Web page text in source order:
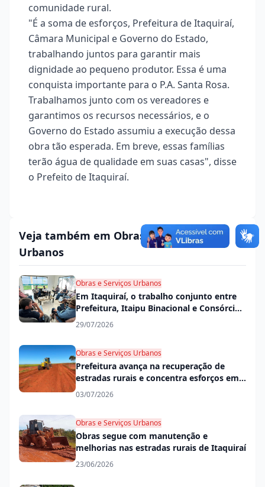
comunidade rural.
"É a soma de esforços, Prefeitura de Itaquiraí,
Câmara Municipal e Governo do Estado,
trabalhando juntos para garantir mais
dignidade ao pequeno produtor. Essa é uma
conquista importante para o P.A. Santa Rosa.
Trabalhamos junto com os vereadores e
garantimos os recursos necessários, e o
Governo do Estado assumiu a execução dessa
obra tão esperada. Em breve, essas famílias
terão água de qualidade em suas casas", disse
o Prefeito de Itaquiraí.
Veja também em Obras e Serviços
Urbanos
Obras e Serviços Urbanos
Em Itaquiraí, o trabalho conjunto entre
Prefeitura, Itaipu Binacional e Consórcio
Conisul garante mais desenvolvimento
29/07/2026
Obras e Serviços Urbanos
Prefeitura avança na recuperação de
estradas rurais e concentra esforços em
trechos mais críticos
03/07/2026
Obras e Serviços Urbanos
Obras segue com manutenção e
melhorias nas estradas rurais de Itaquiraí
23/06/2026